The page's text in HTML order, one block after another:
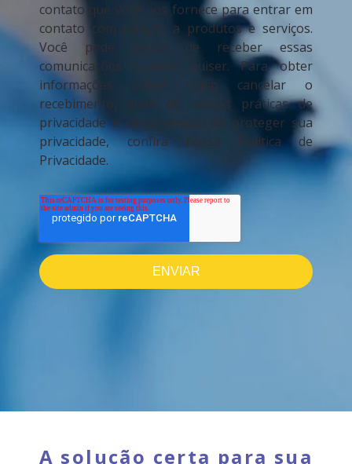
contato que você nos fornece para entrar em
contato com relação a produtos e serviços.
Você pode deixar de receber essas
comunicações quando quiser. Para obter
informações sobre como cancelar o
recebimento, além de nossas práticas de
privacidade e compromisso de proteger sua
privacidade, confira nossa Política de
Privacidade.
A solução certa para sua